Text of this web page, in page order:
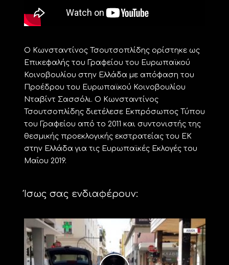
Ο Κωνσταντίνος Τσουτσοπλίδης ορίστηκε ως
Επικεφαλής του Γραφείου του Ευρωπαϊκού
Κοινοβουλίου στην Ελλάδα με απόφαση του
Προέδρου του Ευρωπαϊκού Κοινοβουλίου
Νταβίντ Σασσόλι. Ο Κωνσταντίνος
Τσουτσοπλίδης διετέλεσε Εκπρόσωπος Τύπου
του Γραφείου από το 2011 και συντονιστής της
θεσμικής προεκλογικής εκστρατείας του ΕΚ
στην Ελλάδα για τις Ευρωπαϊκές Εκλογές του
Μαΐου 2019.
Ίσως σας ενδιαφέρουν: